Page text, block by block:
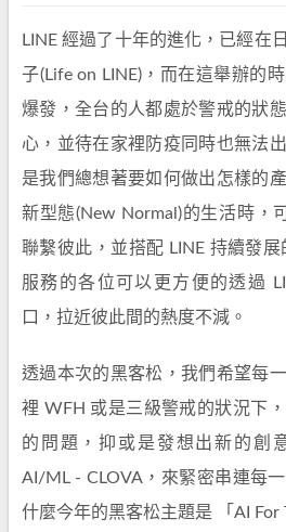
LINE 經過了十年的進化，已經在
子(Life on LINE)，而在這舉辦的
爆發，全台的人都處於警戒的狀
心，並待在家裡防疫同時也無法
是我們總想著要如何做出怎樣的
新型態(New Normal)的生活時，
聯繫彼此，並搭配 LINE 持續發
服務的各位可以更方便的透過
口，拉近彼此間的熱度不減。
透過本次的黑客松，我們希望每
裡 WFH 或是三級警戒的狀況下
的問題，抑或是發想出新的創
AI/ML - CLOVA，來緊密串連每
什麼今年的黑客松主題是 「AI For